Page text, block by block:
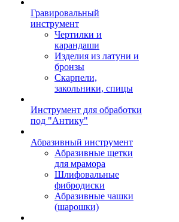
Гравировальный
инструмент
Чертилки и
карандаши
Изделия из латуни и
бронзы
Скарпели,
закольники, спицы
Инструмент для обработки
под "Антику"
Абразивный инструмент
Абразивные щетки
для мрамора
Шлифовальные
фибродиски
Абразивные чашки
(шарошки)